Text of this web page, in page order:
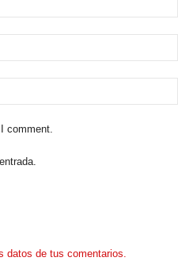
comment.
datos de tus comentarios.